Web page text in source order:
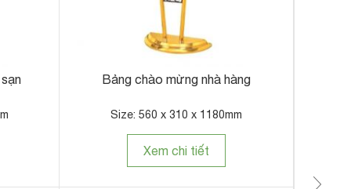
Bảng chào mừng nhà hàng
Size: 560 x 310 x 1180mm
Xem chi tiết